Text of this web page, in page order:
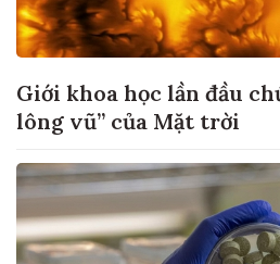
Giới khoa học lần đầu
lông vũ” của Mặt trời